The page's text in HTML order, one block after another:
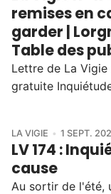
remises en
garder |
Table des
Lettre de La
gratuite
LA VIGIE 1 SEPT.
LV 174 :
cause
Au sortir de l'été,